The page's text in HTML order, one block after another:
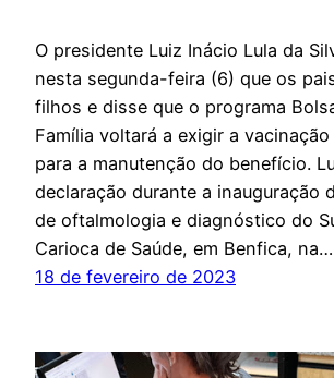
O presidente Luiz Inácio Lula da
nesta segunda-feira (6) que os
filhos e disse que o programa
Família voltará a exigir a
para a manutenção do benefício.
declaração durante a inauguração
de oftalmologia e diagnóstico do
Carioca de Saúde, em Benfica, na…
18 de fevereiro de 2023